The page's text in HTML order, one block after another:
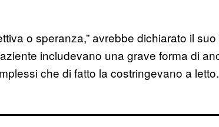
o speranza,” avrebbe dichiarato il
includevano una grave forma di
che di fatto la costringevano a letto.